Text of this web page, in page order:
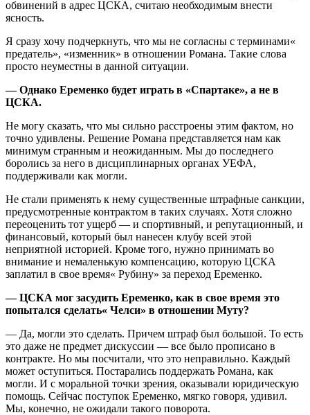
обвинений в адрес ЦСКА, считаю необходимым внести
ясность.
Я сразу хочу подчеркнуть, что мы не согласны с терминами«
предатель», «изменник» в отношении Романа. Такие слова
просто неуместны в данной ситуации.
— Однако Еременко будет играть в «Спартаке», а не в
ЦСКА.
Не могу сказать, что мы сильно расстроены этим фактом, но
точно удивлены. Решение Романа представляется нам как
минимум странным и неожиданным. Мы до последнего
боролись за него в дисциплинарных органах УЕФА,
поддерживали как могли.
Не стали применять к нему существенные штрафные санкции,
предусмотренные контрактом в таких случаях. Хотя сложно
переоценить тот ущерб — и спортивный, и репутационный, и
финансовый, который был нанесен клубу всей этой
неприятной историей. Кроме того, нужно принимать во
внимание и немаленькую компенсацию, которую ЦСКА
заплатил в свое время« Рубину» за переход Еременко.
— ЦСКА мог засудить Еременко, как в свое время это
попытался сделать« Челси» в отношении Муту?
— Да, могли это сделать. Причем штраф был большой. То есть
это даже не предмет дискуссии — все было прописано в
контракте. Но мы посчитали, что это неправильно. Каждый
может оступиться. Постарались поддержать Романа, как
могли. И с моральной точки зрения, оказывали юридическую
помощь. Сейчас поступок Еременко, мягко говоря, удивил.
Мы, конечно, не ожидали такого поворота.